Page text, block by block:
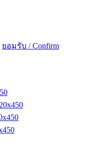
ยอมรับ / Confirm